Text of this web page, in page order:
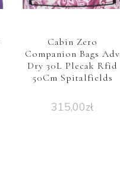
Cabin Zero
Companion Bags Adv
Dry 30L Plecak Rfid
50Cm Spitalfields
315,00zł